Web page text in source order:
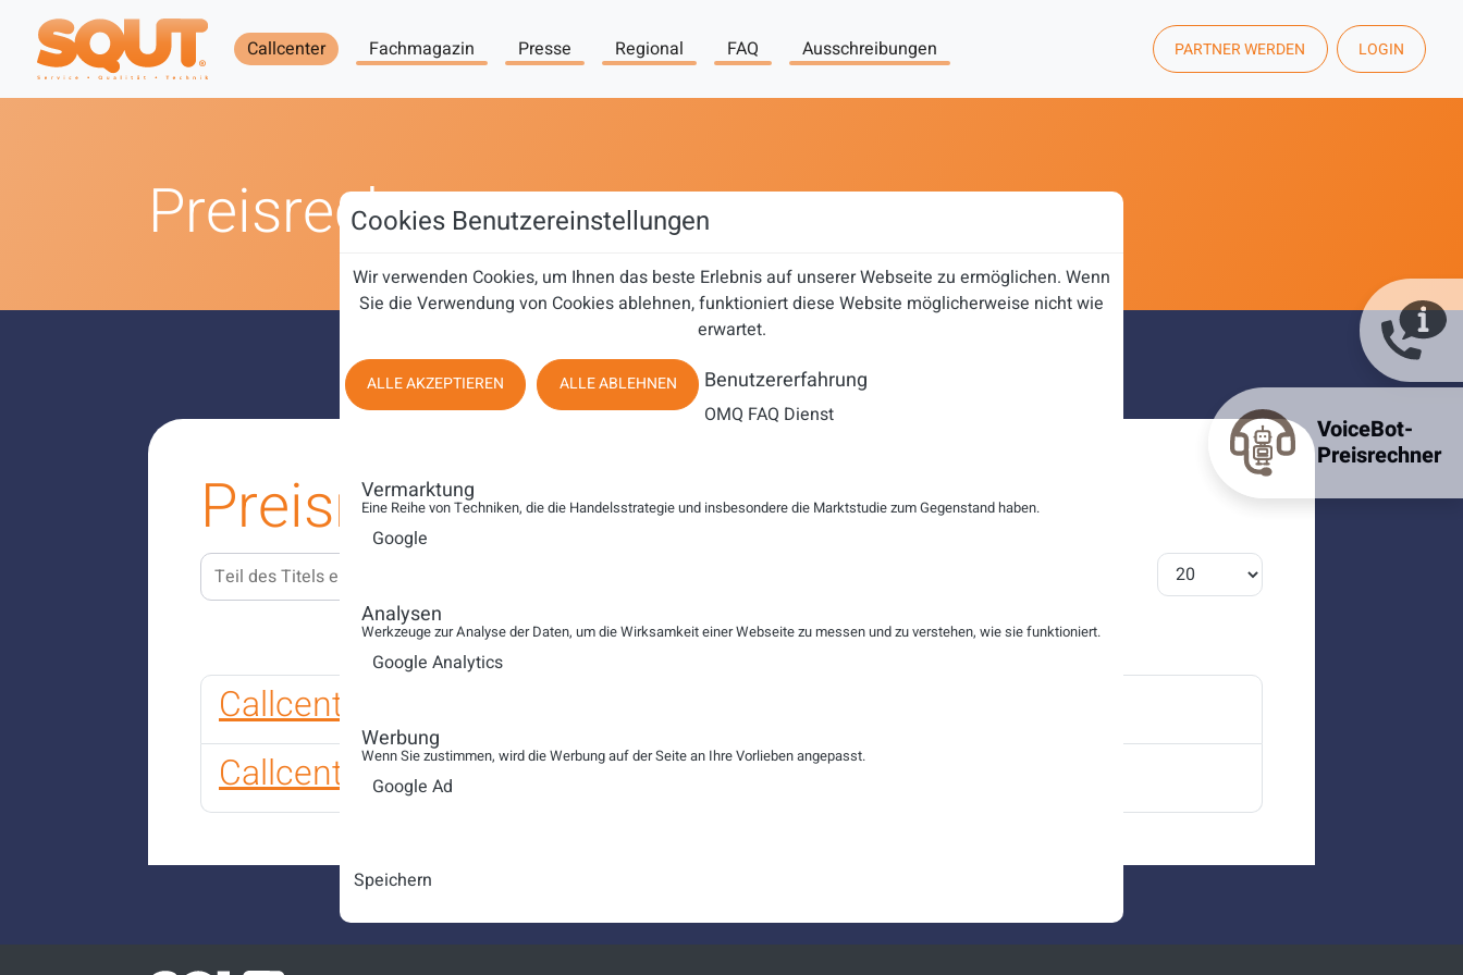
Callcenter Fachmagazin Presse Regional FAQ Ausschreibungen PARTNER WERDEN LOGIN
Preisrechner
Preisrechner
Teil des Titels eingeben Anzeige #
Callcenter Preisrechner
Callcenter Preisrechner
VoiceBot-
Preisrechner
Cookies Benutzereinstellungen
Wir verwenden Cookies, um Ihnen das beste Erlebnis auf unserer Webseite zu ermöglichen. Wenn
Sie die Verwendung von Cookies ablehnen, funktioniert diese Website möglicherweise nicht wie
erwartet.
ALLE AKZEPTIEREN ALLE ABLEHNEN Benutzererfahrung
OMQ FAQ Dienst
Vermarktung
Eine Reihe von Techniken, die die Handelsstrategie und insbesondere die Marktstudie zum Gegenstand haben.
Google
Analysen
Werkzeuge zur Analyse der Daten, um die Wirksamkeit einer Webseite zu messen und zu verstehen, wie sie funktioniert.
Google Analytics
Werbung
Wenn Sie zustimmen, wird die Werbung auf der Seite an Ihre Vorlieben angepasst.
Google Ad
Speichern